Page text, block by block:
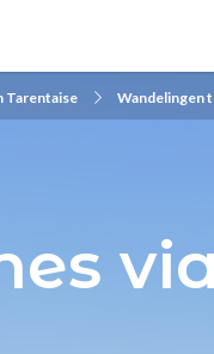
Tarentaise Wandelingen